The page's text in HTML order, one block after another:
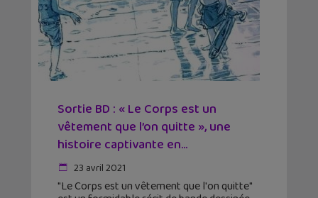
Sortie BD : « Le Corps est un
vêtement que l’on quitte », une
histoire captivante en...
23 avril 2021
"Le Corps est un vêtement que l'on quitte"